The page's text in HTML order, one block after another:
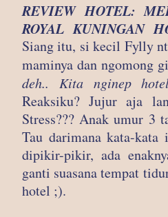
REVIEW HOTEL:
ROYAL KUNINGAN
Siang itu, si kecil Fylly
maminya dan ngomong
deh.. Kita nginep
Reaksiku? Jujur aja
Stress??? Anak umur 3
Tau darimana kata-
dipikir-pikir, ada
ganti suasana tempat
hotel ;).